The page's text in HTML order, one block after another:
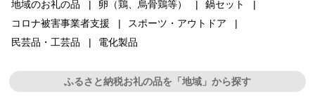
地域のお礼の品
卵（鶏、烏骨鶏等）
鍋セット
コロナ被害事業者支援
スポーツ・アウトドア
民芸品・工芸品
電化製品
ふるさと納税お礼の品を「地域」から探す